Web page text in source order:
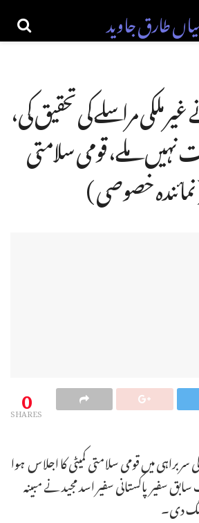
طارق جاوید
ملکی مراسلے کی تحقیق کی،
ملے، قومی سلامتی
نمائندہ خصوصی )
0
SHARES
میں قومی سلامتی کمیٹی کا اجلاس ہوا
سفیر پاکستانی سفیر اسد مجید نے مبینہ
دی۔